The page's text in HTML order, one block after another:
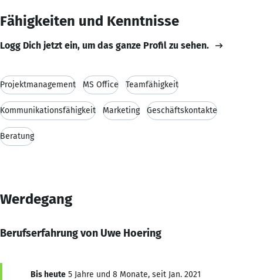
Fähigkeiten und Kenntnisse
Logg Dich jetzt ein, um das ganze Profil zu sehen.
Projektmanagement MS Office Teamfähigkeit
Kommunikationsfähigkeit Marketing Geschäftskontakte
Beratung
Werdegang
Berufserfahrung von Uwe Hoering
Bis heute 5 Jahre und 8 Monate, seit Jan. 2021